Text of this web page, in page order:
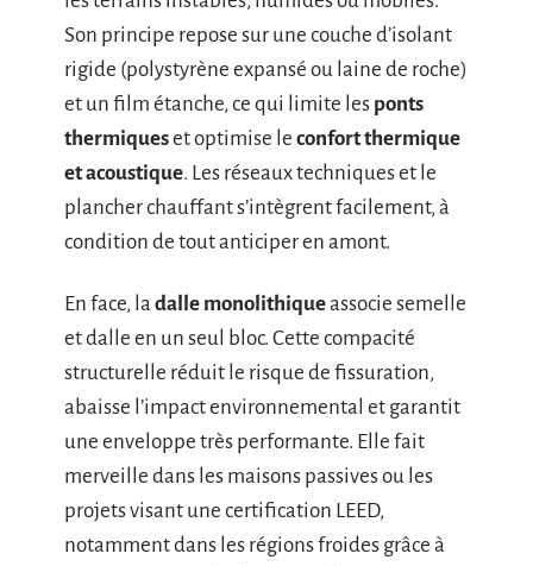
Son principe repose sur une couche d’isolant
rigide (polystyrène expansé ou laine de roche)
et un film étanche, ce qui limite les ponts
thermiqueset optimise le confort thermique
et acoustique. Les réseaux techniques et le
plancher chauffant s’intègrent facilement, à
condition de tout anticiper en amont.
En face, la dalle monolithiqueassocie semelle
et dalle en un seul bloc. Cette compacité
structurelle réduit le risque de fissuration,
abaisse l’impact environnemental et garantit
une enveloppe très performante. Elle fait
merveille dans les maisons passives ou les
projets visant une certification LEED,
notamment dans les régions froides grâce à